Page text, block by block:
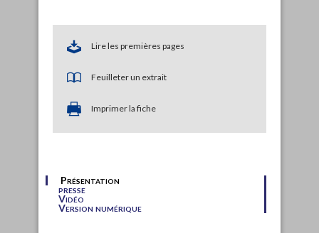
Lire les premières pages
Feuilleter un extrait
Imprimer la fiche
Présentation
presse
Vidéo
Version numérique